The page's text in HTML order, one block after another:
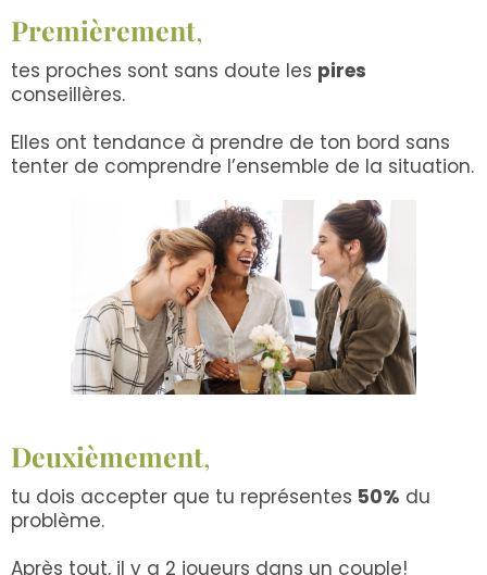
Premièrement,
tes proches sont sans doute les pires
conseillères.
Elles ont tendance à prendre de ton bord sans
tenter de comprendre l’ensemble de la situation.
Deuxièmement,
tu dois accepter que tu représentes 50% du
problème.
Après tout, il y a 2 joueurs dans un couple!